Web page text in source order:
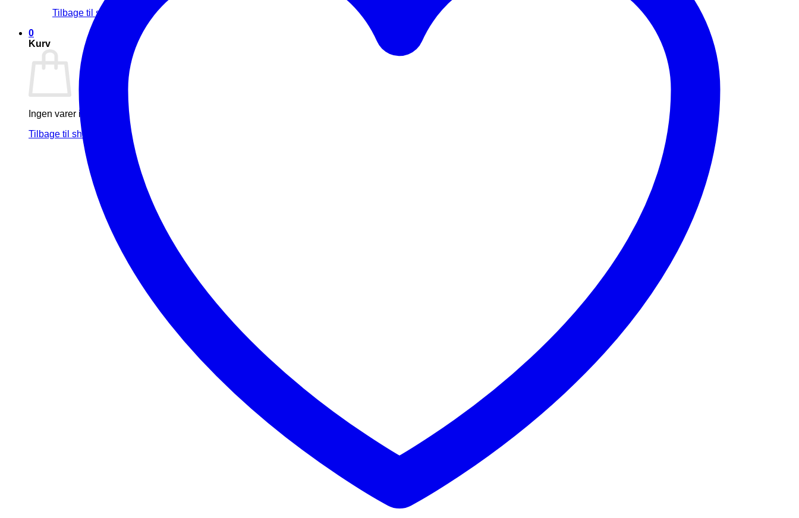
Tilbage til shoppen
0
Kurv
Ingen varer i kurven.
Tilbage til shoppen